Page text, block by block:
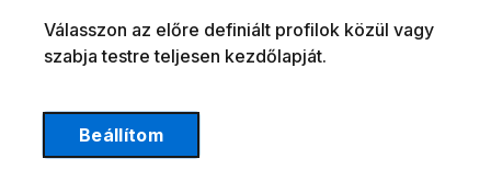
Válasszon az előre definiált profilok közül vagy
szabja testre teljesen kezdőlapját.
Beállítom
december november
ESZ95
Gázolaj
Keverék